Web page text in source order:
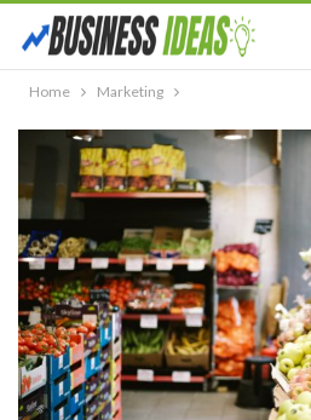
Home Marketing